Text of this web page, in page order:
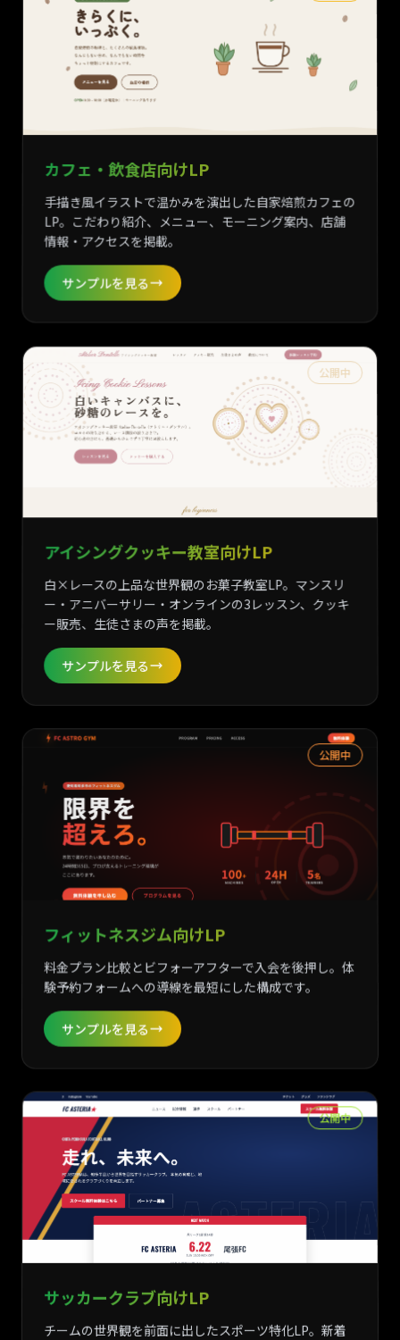
カフェ・飲食店向けLP
手描き風イラストで温かみを演出した自家焙煎カフェの
LP。こだわり紹介、メニュー、モーニング案内、店舗
情報・アクセスを掲載。
サンプルを見る
公開中
アイシングクッキー教室向けLP
白×レースの上品な世界観のお菓子教室LP。マンスリ
ー・アニバーサリー・オンラインの3レッスン、クッキ
ー販売、生徒さまの声を掲載。
サンプルを見る
公開中
フィットネスジム向けLP
料金プラン比較とビフォーアフターで入会を後押し。体
験予約フォームへの導線を最短にした構成です。
サンプルを見る
公開中
サッカークラブ向けLP
チームの世界観を前面に出したスポーツ特化LP。新着